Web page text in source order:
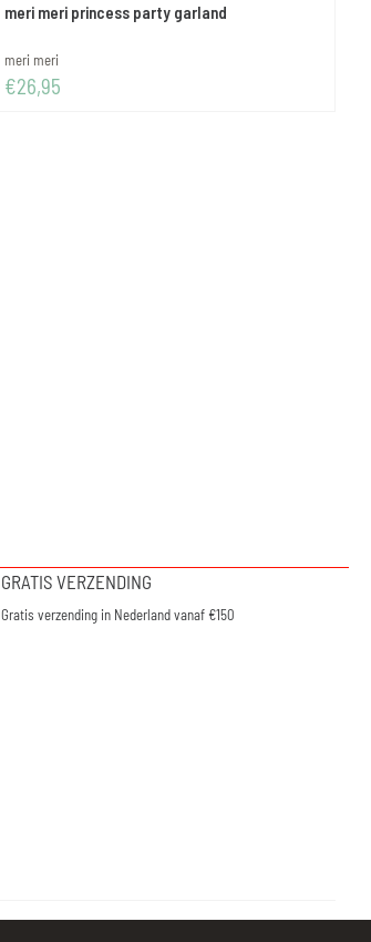
meri meri princess party garland
Merk:
meri meri
Prijs: 26,95
€26,95
GRATIS VERZENDING
Gratis verzending in Nederland vanaf €150